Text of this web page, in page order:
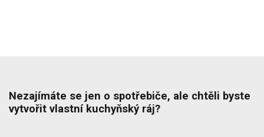
Nezajímáte se jen o spotřebiče, ale chtěli byste
vytvořit vlastní kuchyňský ráj?